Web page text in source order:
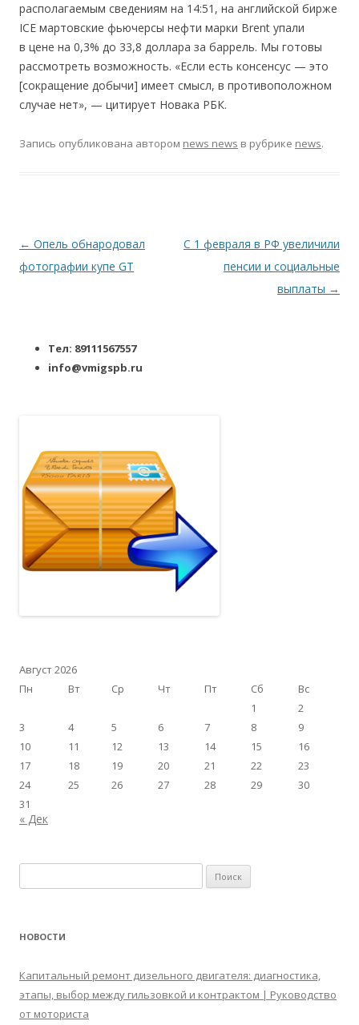
располагаемым сведениям на 14:51, на английской бирже
ICE мартовские фьючерсы нефти марки Brent упали
в цене на 0,3% до 33,8 доллара за баррель. Мы готовы
рассмотреть возможность. «Если есть консенсус — это
[сокращение добычи] имеет смысл, в противоположном
случае нет», — цитирует Новака РБК.
Запись опубликована автором news news в рубрике news.
Навигация по записям
← Опель обнародовал
фотографии купе GT
С 1 февраля в РФ увеличили
пенсии и социальные
выплаты →
Тел: 89111567557
info@vmigspb.ru
Август 2026
Пн
Вт Ср Чт Пт Сб
Вс
1
2
3
4 5 6 7 8
9
10
11 12 13 14 15
16
17
18 19 20 21 22
23
24
25 26 27 28 29
30
31
« Дек
НОВОСТИ
Капитальный ремонт дизельного двигателя: диагностика,
этапы, выбор между гильзовкой и контрактом | Руководство
от моториста